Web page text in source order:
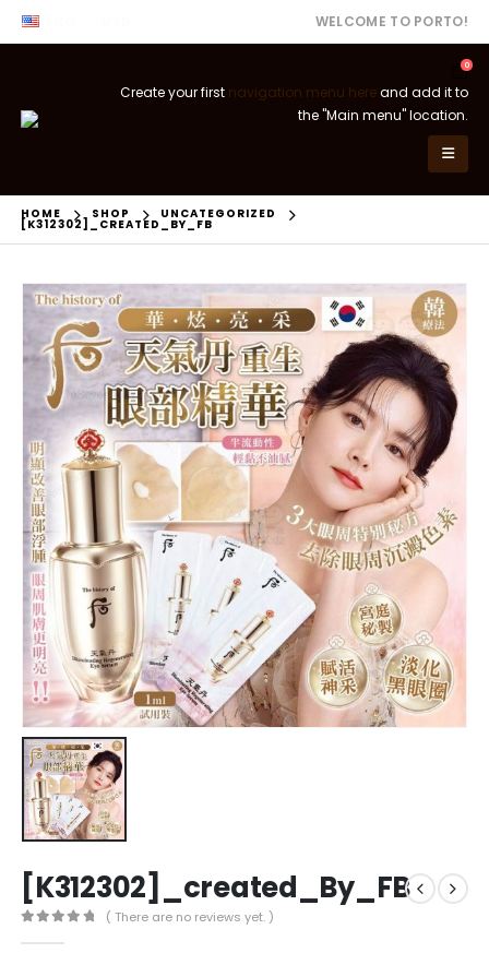
WELCOME TO PORTO!
0
Create your first navigation menu hereand add it to
the "Main menu" location.
HOME SHOP UNCATEGORIZED
[K312302]_CREATED_BY_FB
[K312302]_created_By_FB
( There are no reviews yet. )